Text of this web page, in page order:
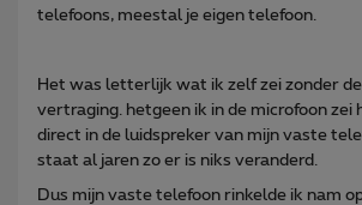
telefoons, meestal je eigen telefoon.
Het was letterlijk wat ik zelf zei zonder
vertraging. hetgeen ik in de microfoon zei
direct in de luidspreker van mijn vaste
staat al jaren zo er is niks veranderd.
Dus mijn vaste telefoon rinkelde ik nam